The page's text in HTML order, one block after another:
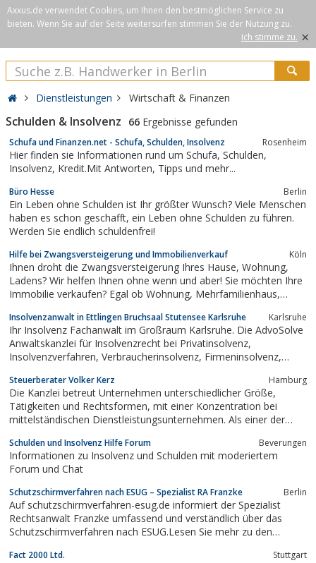
Axxus.de verwendet Cookies, um Ihnen den bestmöglichen Service zu
bieten. Wenn Sie auf der Seite weitersurfen stimmen Sie der Nutzung zu.
Ich stimme zu. ×
Dienstleistungen Wirtschaft & Finanzen
Schulden & Insolvenz 66 Ergebnisse gefunden
Schufa und Finanzen.net - Schufa, Schulden, Insolvenz Rosenheim
Hier finden sie Informationen rund um Schufa, Schulden,
Insolvenz, Kredit.Mit Antworten, Tipps und mehr...
Büro Hesse Berlin
Ein Leben ohne Schulden ist Ihr größter Wunsch? Viele Menschen
haben es schon geschafft, ein Leben ohne Schulden zu führen.
Werden Sie endlich schuldenfrei!
Hilfe bei Zwangsversteigerung und Immobilienverkauf Köln
Ihnen droht die Zwangsversteigerung Ihres Hause, Wohnung,
Ladens? Wir helfen Ihnen ohne wenn und aber! Sie möchten Ihre
Immobilie verkaufen? Egal ob Wohnung, Mehrfamilienhaus,
– ohne Maklergebühren!
Insolvenzanwalt in Ettlingen Bruchsaal Stutensee Karlsruhe Karlsruhe
Ihr Insolvenz Fachanwalt im Großraum Karlsruhe. Die AdvoSolve
Anwaltskanzlei für Insolvenzrecht bei Privatinsolvenz,
Insolvenzverfahren, Verbraucherinsolvenz, Firmeninsolvenz,
Rheinstetten, Ettlingen, Karlsruhe, Stutensee, Bruchsaal, Rastatt,
Waghäusel,...
Steuerberater Volker Kerz Hamburg
Die Kanzlei betreut Unternehmen unterschiedlicher Größe,
Tätigkeiten und Rechtsformen, mit einer Konzentration bei
mittelständischen Dienstleistungsunternehmen. Als einer der
Deutschland biete ich Fachberatungen zu den Themenbereichen
Sanierung und Insolvenz an.
Schulden und Insolvenz Hilfe Forum Beverungen
Informationen zu Insolvenz und Schulden mit moderiertem
Forum und Chat
Schutzschirmverfahren nach ESUG – Spezialist RA Franzke Berlin
Auf schutzschirmverfahren-esug.de informiert der Spezialist
Rechtsanwalt Franzke umfassend und verständlich über das
Schutzschirmverfahren nach ESUG.Lesen Sie mehr zu den
Sonderkündigungsrechte im Schutzschirmverfahren !•
Fact 2000 Ltd. Stuttgart